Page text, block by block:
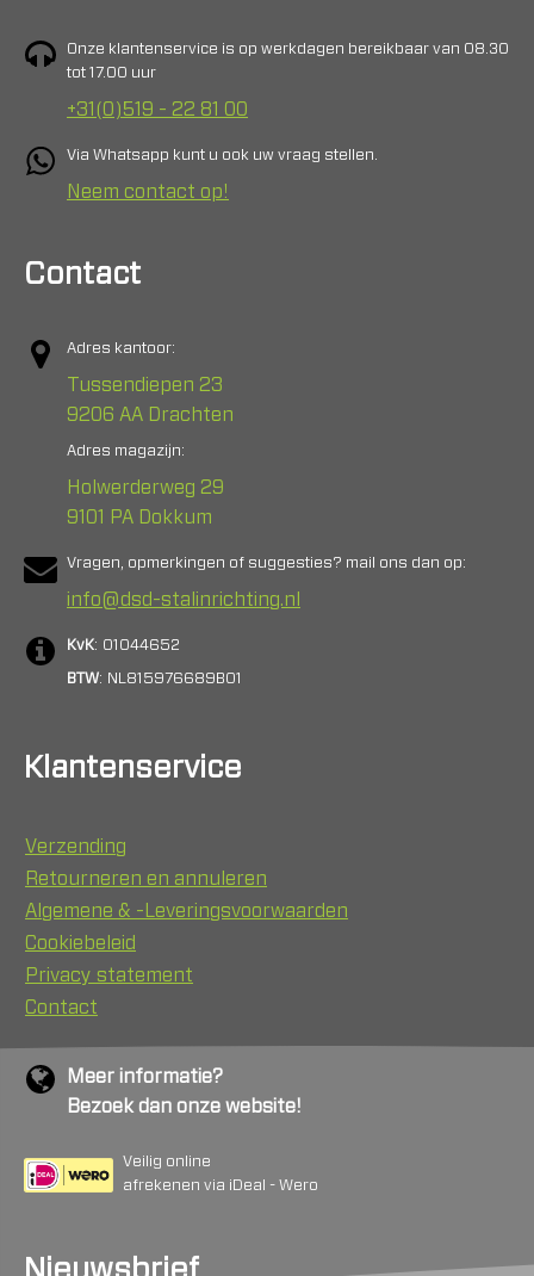
Onze klantenservice is op werkdagen bereikbaar van 08.30
tot 17.00 uur
+31(0)519 - 22 81 00
Via Whatsapp kunt u ook uw vraag stellen.
Neem contact op!
Contact
Adres kantoor:
Tussendiepen 23
9206 AA Drachten
Adres magazijn:
Holwerderweg 29
9101 PA Dokkum
Vragen, opmerkingen of suggesties? mail ons dan op:
info@dsd-stalinrichting.nl
KvK: 01044652
BTW: NL815976689B01
Klantenservice
Verzending
Retourneren en annuleren
Algemene & -Leveringsvoorwaarden
Cookiebeleid
Privacy statement
Contact
Meer informatie?
Bezoek dan onze website!
Veilig online
afrekenen via iDeal - Wero